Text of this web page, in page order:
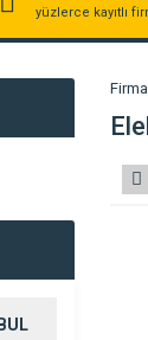
yüzlerce kayıtlı